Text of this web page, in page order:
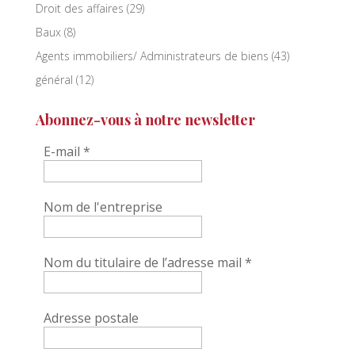
Droit des affaires (29)
Baux(8)
Agents immobiliers/ Administrateurs de biens (43)
général (12)
Abonnez-vous à notre newsletter
E-mail *
Nom de l'entreprise
Nom du titulaire de l’adresse mail *
Adresse postale